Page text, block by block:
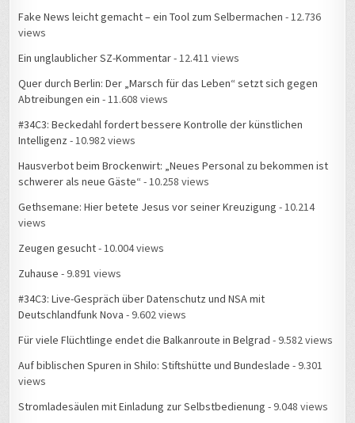
Fake News leicht gemacht – ein Tool zum Selbermachen - 12.736
views
Ein unglaublicher SZ-Kommentar- 12.411 views
Quer durch Berlin: Der „Marsch für das Leben“ setzt sich gegen
Abtreibungen ein - 11.608 views
#34C3: Beckedahl fordert bessere Kontrolle der künstlichen
Intelligenz - 10.982 views
Hausverbot beim Brockenwirt: „Neues Personal zu bekommen ist
schwerer als neue Gäste“ - 10.258 views
Gethsemane: Hier betete Jesus vor seiner Kreuzigung - 10.214
views
Zeugen gesucht- 10.004 views
Zuhause - 9.891 views
#34C3: Live-Gespräch über Datenschutz und NSA mit
Deutschlandfunk Nova - 9.602 views
Für viele Flüchtlinge endet die Balkanroute in Belgrad - 9.582 views
Auf biblischen Spuren in Shilo: Stiftshütte und Bundeslade - 9.301
views
Stromladesäulen mit Einladung zur Selbstbedienung - 9.048 views